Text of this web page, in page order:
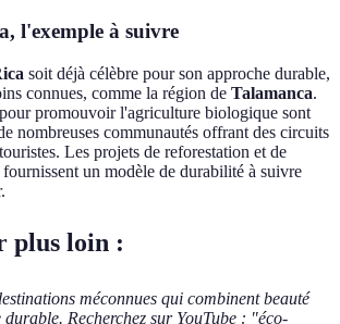
l'exemple à suivre
soit déjà célèbre pour son approche durable,
connues, comme la région de Talamanca.
promouvoir l'agriculture biologique sont
nombreuses communautés offrant des circuits
Les projets de reforestation et de
un modèle de durabilité à suivre
plus loin :
méconnues qui combinent beauté
Recherchez sur YouTube : "éco-